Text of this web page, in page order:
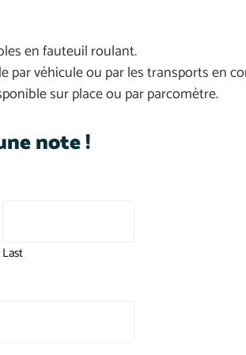
en fauteuil roulant.
par véhicule ou par les transports en
sur place ou par parcomètre.
note !
Last